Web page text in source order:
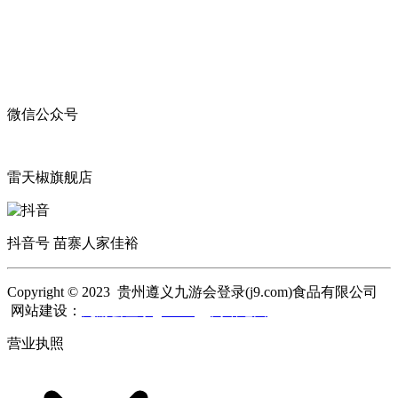
微信公众号
雷天椒旗舰店
抖音号 苗寨人家佳裕
Copyright © 2023 贵州遵义九游会登录(j9.com)食品有限公司
网站建设：
营业执照